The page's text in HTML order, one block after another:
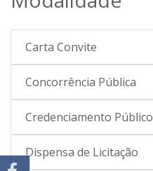
Carta Convite
Concorrência Pública
Credenciamento Público
Dispensa de Licitação